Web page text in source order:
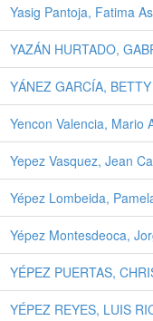
Yasig Pantoja, Fatima
YAZÁN HURTADO,
YÁNEZ GARCÍA,
Yencon Valencia, Mario
Yepez Vasquez, Jean
Yépez Lombeida,
Yépez Montesdeoca,
YÉPEZ PUERTAS,
YÉPEZ REYES, LUIS